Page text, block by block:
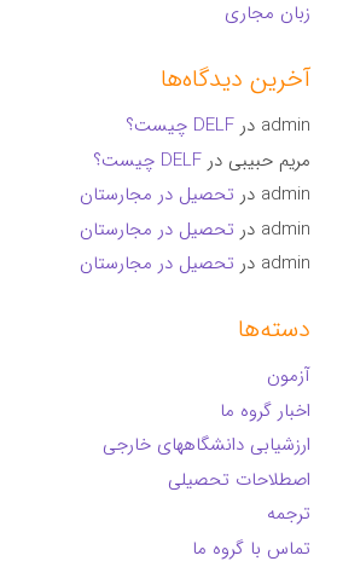
زبان مجاری
آخرین دیدگاه‌ها
admin درDELF چیست؟
مریم حبیبی درDELF چیست؟
admin در تحصیل در مجارستان
admin در تحصیل در مجارستان
admin در تحصیل در مجارستان
دسته‌ها
آزمون
اخبار گروه ما
ارزشیابی دانشگاههای خارجی
اصطلاحات تحصیلی
ترجمه
تماس با گروه ما